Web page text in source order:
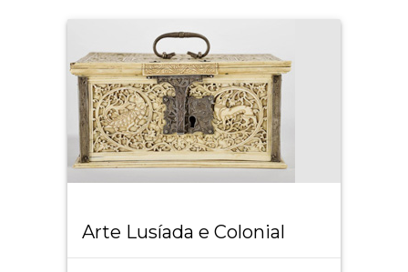
Arte Lusíada e Colonial